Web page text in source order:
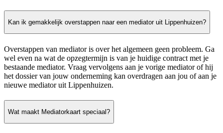
Kan ik gemakkelijk overstappen naar een mediator uit Lippenhuizen?
Overstappen van mediator is over het algemeen geen probleem. Ga
wel even na wat de opzegtermijn is van je huidige contract met je
bestaande mediator. Vraag vervolgens aan je vorige mediator of hij
het dossier van jouw onderneming kan overdragen aan jou of aan je
nieuwe mediator uit Lippenhuizen.
Wat maakt Mediatorkaart speciaal?